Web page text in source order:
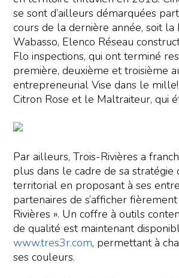
se sont d’ailleurs démarquées
cours de la dernière année, soit la
Wabasso, Elenco Réseau
Flo inspections, qui ont terminé
première, deuxième et troisième
entrepreneurial Vise dans le
Citron Rose et le Maltraiteur, qui
Par ailleurs, Trois-Rivières a
plus dans le cadre de sa stratégie
territorial en proposant à ses
partenaires de s’afficher
Rivières ». Un coffre à outils
de qualité est maintenant
www.tres3r.com, permettant à
ses couleurs.